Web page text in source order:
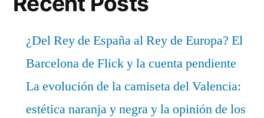
¿Del Rey de España al Rey de Europa? El
Barcelona de Flick y la cuenta pendiente
La evolución de la camiseta del Valencia:
estética naranja y negra y la opinión de los